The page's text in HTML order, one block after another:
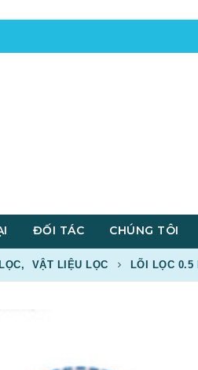
ĐỐI TÁC CHÚNG TÔI
, VẬT LIỆU LỌC LÕI LỌC 0.5